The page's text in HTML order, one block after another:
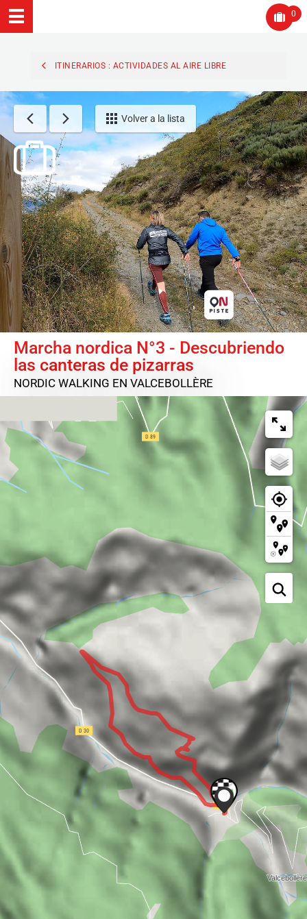
0
ITINERARIOS : ACTIVIDADES AL AIRE LIBRE
Volver a la lista
Marcha nordica N°3 - Descubriendo
las canteras de pizarras
NORDIC WALKING EN VALCEBOLLÈRE